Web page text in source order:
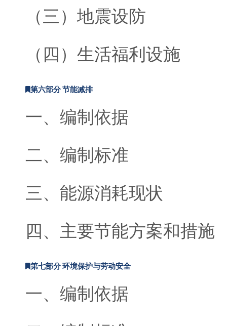
（三）地震设防
（四）生活福利设施
第六部分 节能减排
一、编制依据
二、编制标准
三、能源消耗现状
四、主要节能方案和措施
第七部分 环境保护与劳动安全
一、编制依据